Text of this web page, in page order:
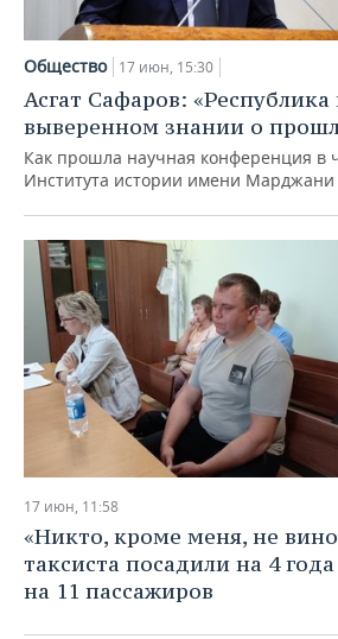
Общество 17 июн, 15:30
Асгат Сафаров: «Республика
выверенном знании о
Как прошла научная конференция в
Института истории имени Марджани
17 июн, 11:58
«Никто, кроме меня, не
таксиста посадили на 4
на 11 пассажиров